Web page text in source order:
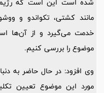
مانند کشتی، تکواندو و
خدمت می‌گیرد و از آن‌ها
موضوع را بررسی کنیم.
وی افزود: در حال حاضر به
مورد این موضوع تعیین